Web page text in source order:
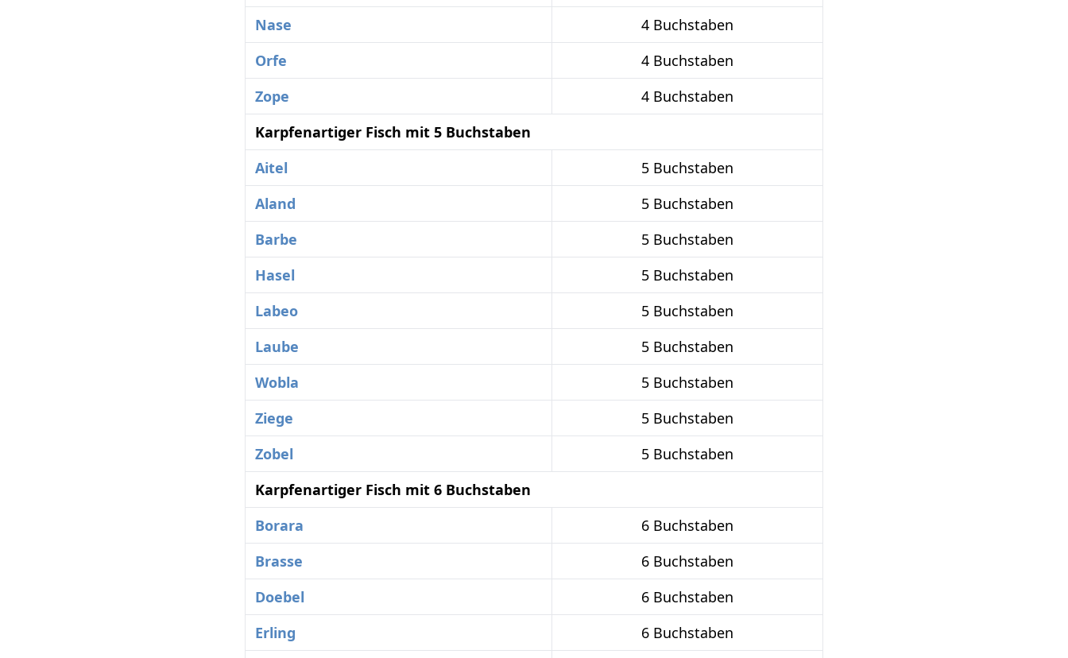
Nase
4 Buchstaben
Orfe
4 Buchstaben
Zope
4 Buchstaben
Karpfenartiger Fisch mit 5 Buchstaben
Aitel
5 Buchstaben
Aland
5 Buchstaben
Barbe
5 Buchstaben
Hasel
5 Buchstaben
Labeo
5 Buchstaben
Laube
5 Buchstaben
Wobla
5 Buchstaben
Ziege
5 Buchstaben
Zobel
5 Buchstaben
Karpfenartiger Fisch mit 6 Buchstaben
Borara
6 Buchstaben
Brasse
6 Buchstaben
Doebel
6 Buchstaben
Erling
6 Buchstaben